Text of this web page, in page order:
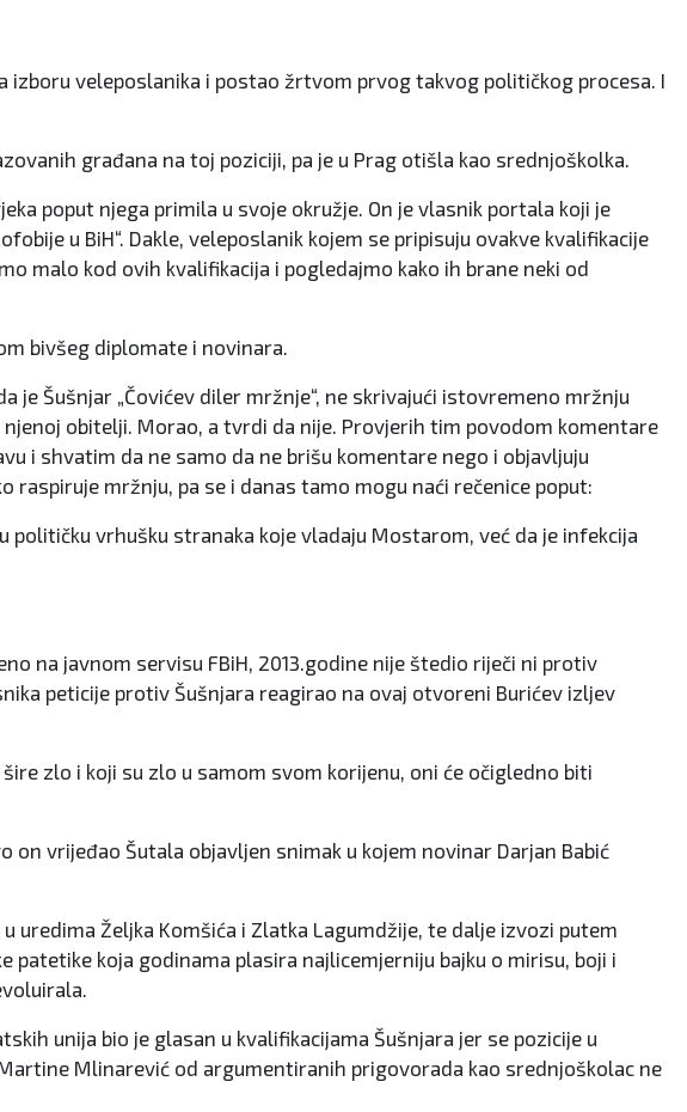
izboru veleposlanika i postao žrtvom prvog takvog političkog procesa. I
građana na toj poziciji, pa je u Prag otišla kao srednjoškolka.
poput njega primila u svoje okružje. On je vlasnik portala koji je
u BiH“. Dakle, veleposlanik kojem se pripisuju ovakve kvalifikacije
malo kod ovih kvalifikacija i pogledajmo kako ih brane neki od
bivšeg diplomate i novinara.
Šušnjar „Čovićev diler mržnje“, ne skrivajući istovremeno mržnju
obitelji. Morao, a tvrdi da nije. Provjerih tim povodom komentare
i shvatim da ne samo da ne brišu komentare nego i objavljuju
mržnju, pa se i danas tamo mogu naći rečenice poput:
političku vrhušku stranaka koje vladaju Mostarom, već da je infekcija
na javnom servisu FBiH, 2013.godine nije štedio riječi ni protiv
peticije protiv Šušnjara reagirao na ovaj otvoreni Burićev izljev
zlo i koji su zlo u samom svom korijenu, oni će očigledno biti
vrijeđao Šutala objavljen snimak u kojem novinar Darjan Babić
uredima Željka Komšića i Zlatka Lagumdžije, te dalje izvozi putem
koja godinama plasira najlicemjerniju bajku o mirisu, boji i
unija bio je glasan u kvalifikacijama Šušnjara jer se pozicije u
Mlinarević od argumentiranih prigovorada kao srednjoškolac ne